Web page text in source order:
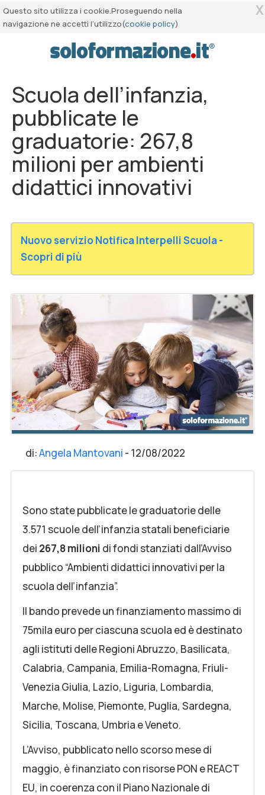
Questo sito utilizza i cookie.Proseguendo nella
navigazione ne accetti l’utilizzo(cookie policy)
X
Scuola dell’infanzia,
pubblicate le
graduatorie: 267,8
milioni per ambienti
didattici innovativi
Nuovo servizio Notifica Interpelli Scuola -
Scopri di più
di:Angela Mantovani - 12/08/2022
Sono state pubblicate le graduatorie delle
3.571 scuole dell’infanzia statali beneficiarie
dei 267,8 milioni di fondi stanziati dall’Avviso
pubblico “Ambienti didattici innovativi per la
scuola dell’infanzia”.
Il bando prevede un finanziamento massimo di
75mila euro per ciascuna scuola ed è destinato
agli istituti delle Regioni Abruzzo, Basilicata,
Calabria, Campania, Emilia-Romagna, Friuli-
Venezia Giulia, Lazio, Liguria, Lombardia,
Marche, Molise, Piemonte, Puglia, Sardegna,
Sicilia, Toscana, Umbria e Veneto.
L’Avviso, pubblicato nello scorso mese di
maggio, è finanziato con risorse PON e REACT
EU, in coerenza con il Piano Nazionale di